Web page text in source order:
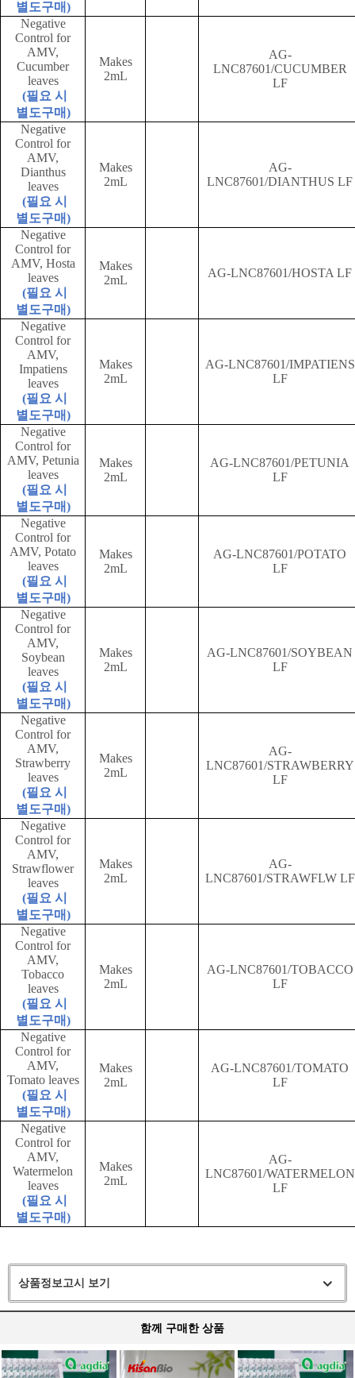
별도구매)
Negative
Control for
AMV,
Cucumber
leaves
(필요 시
별도구매)
Makes
2mL
AG-
LNC87601/CUCUMBER
LF
Negative
Control for
AMV,
Dianthus
leaves
(필요 시
별도구매)
Makes
2mL
AG-
LNC87601/DIANTHUS LF
Negative
Control for
AMV, Hosta
leaves
(필요 시
별도구매)
Makes
2mL
AG-LNC87601/HOSTA LF
Negative
Control for
AMV,
Impatiens
leaves
(필요 시
별도구매)
Makes
2mL
AG-LNC87601/IMPATIENS
LF
Negative
Control for
AMV, Petunia
leaves
(필요 시
별도구매)
Makes
2mL
AG-LNC87601/PETUNIA
LF
Negative
Control for
AMV, Potato
leaves
(필요 시
별도구매)
Makes
2mL
AG-LNC87601/POTATO
LF
Negative
Control for
AMV,
Soybean
leaves
(필요 시
별도구매)
Makes
2mL
AG-LNC87601/SOYBEAN
LF
Negative
Control for
AMV,
Strawberry
leaves
(필요 시
별도구매)
Makes
2mL
AG-
LNC87601/STRAWBERRY
LF
Negative
Control for
AMV,
Strawflower
leaves
(필요 시
별도구매)
Makes
2mL
AG-
LNC87601/STRAWFLW LF
Negative
Control for
AMV,
Tobacco
leaves
(필요 시
별도구매)
Makes
2mL
AG-LNC87601/TOBACCO
LF
Negative
Control for
AMV,
Tomato leaves
(필요 시
별도구매)
Makes
2mL
AG-LNC87601/TOMATO
LF
Negative
Control for
AMV,
Watermelon
leaves
(필요 시
별도구매)
Makes
2mL
AG-
LNC87601/WATERMELON
LF
상품정보고시 보기
함께 구매한 상품